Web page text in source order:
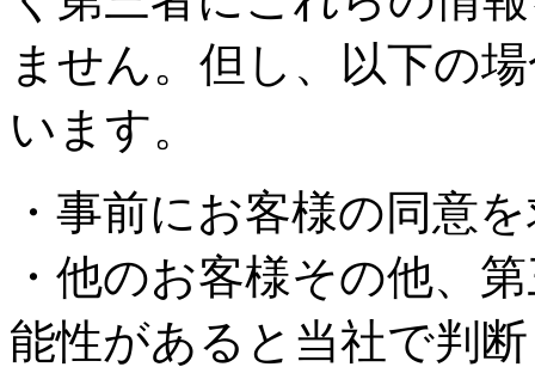
ません。但し、以下の
います。
・事前にお客様の同意
・他のお客様その他、
能性があると当社で判